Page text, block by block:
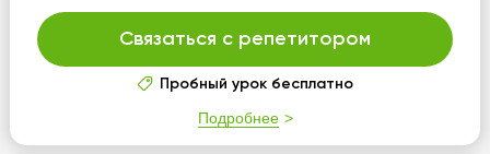
Связаться с репетитором
Пробный урок бесплатно
Подробнее